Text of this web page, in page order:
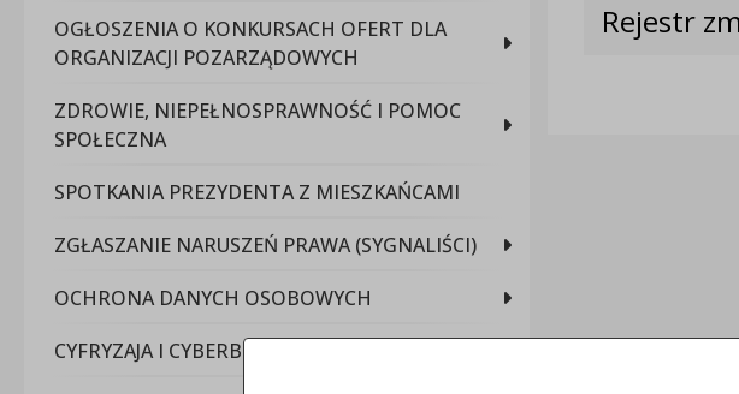
OGŁOSZENIA O KONKURSACH OFERT DLA
ORGANIZACJI POZARZĄDOWYCH
ZDROWIE, NIEPEŁNOSPRAWNOŚĆ I POMOC
SPOŁECZNA
SPOTKANIA PREZYDENTA Z MIESZKAŃCAMI
ZGŁASZANIE NARUSZEŃ PRAWA (SYGNALIŚCI)
OCHRONA DANYCH OSOBOWYCH
CYFRYZAJA I CYBERBEZPIECZEŃSTWO
Rejestr